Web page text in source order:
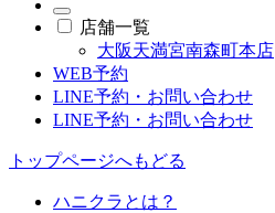
店舗一覧
大阪天満宮南森町本店
WEB予約
LINE予約・お問い合わせ
LINE予約・お問い合わせ
トップページへもどる
ハニクラとは？